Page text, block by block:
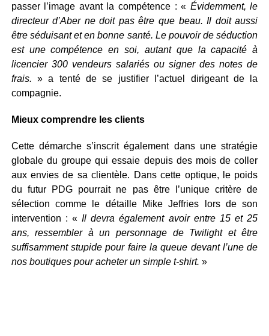
passer l’image avant la compétence : « Évidemment, le
directeur d’Aber ne doit pas être que beau. Il doit aussi
être séduisant et en bonne santé. Le pouvoir de séduction
est une compétence en soi, autant que la capacité à
licencier 300 vendeurs salariés ou signer des notes de
frais. » a tenté de se justifier l’actuel dirigeant de la
compagnie.
Mieux comprendre les clients
Cette démarche s’inscrit également dans une stratégie
globale du groupe qui essaie depuis des mois de coller
aux envies de sa clientèle. Dans cette optique, le poids
du futur PDG pourrait ne pas être l’unique critère de
sélection comme le détaille Mike Jeffries lors de son
intervention : «Il devra également avoir entre 15 et 25
ans, ressembler à un personnage de Twilight et être
suffisamment stupide pour faire la queue devant l’une de
nos boutiques pour acheter un simple t-shirt. »